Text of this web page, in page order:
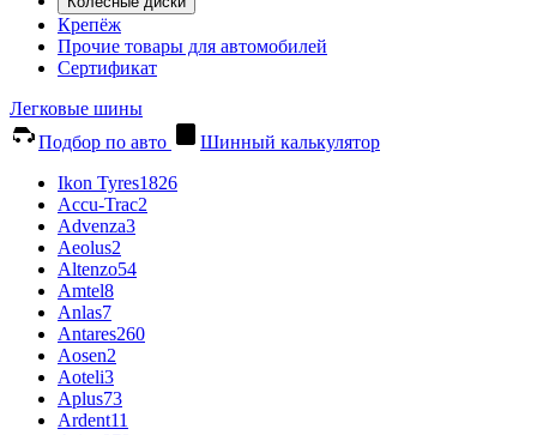
Крепёж
Прочие товары для автомобилей
Сертификат
Легковые шины
Подбор по авто
Шинный калькулятор
Ikon Tyres1826
Accu-Trac2
Advenza3
Aeolus2
Altenzo54
Amtel8
Anlas7
Antares260
Aosen2
Aoteli3
Aplus73
Ardent11